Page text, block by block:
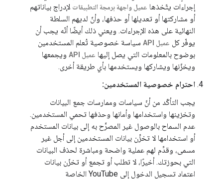
إجراءات يتّخذها عميل واجهة برمجة التطبيقات لإدراج بياناتهم
أو مشاركتها أو تعديلها أو حذفها، وأنّ لديهم السلطة
النهائية على هذه الإجراءات. ويعني ذلك أيضًا أنّه يجب أن
يوفّر كل عميل API
سياسة خصوصية تُعلم المستخدمين
بوضوح بالمعلومات التي يصل إليها عميل API
ويجمعها
ويخزّنها ويشاركها ويستخدمها بأي طريقة أخرى.
احترام خصوصية المستخدمين:
يجب التأكّد من أنّ سياسات وممارسات جمع البيانات
وتخزينها واستخدامها وأمانها وحذفها تحمي المستخدمين.
عدم السماح بالوصول غير المصرَّح به إلى بيانات المستخدم
أو استخدامها لا تخزِّن بيانات المستخدمين إلى أجل غير
مسمى، وقدِّم لهم عملية واضحة ومباشرة لحذف البيانات
التي بحوزتك. أخيرًا، لا تطلب أو تجمع أو تخزّن بيانات
اعتماد تسجيل الدخول إلى YouTube الخاصة